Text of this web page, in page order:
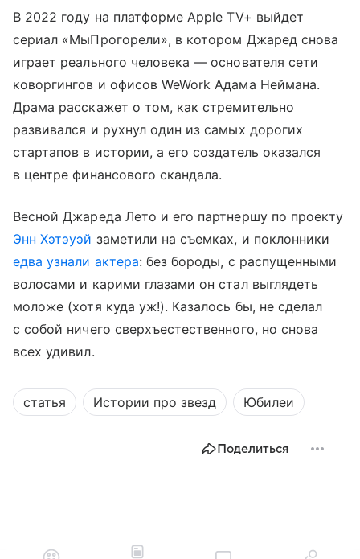
В 2022 году на платформе Apple TV+ выйдет
сериал «МыПрогорели», в котором Джаред снова
играет реального человека — основателя сети
коворгингов и офисов WeWork Адама Неймана.
Драма расскажет о том, как стремительно
развивался и рухнул один из самых дорогих
стартапов в истории, а его создатель оказался
в центре финансового скандала.
Весной Джареда Лето и его партнершу по проекту
Энн Хэтэуэй заметили на съемках, и поклонники
едва узнали актера: без бороды, с распущенными
волосами и карими глазами он стал выглядеть
моложе (хотя куда уж!). Казалось бы, не сделал
с собой ничего сверхъестественного, но снова
всех удивил.
статья Истории про звезд Юбилеи
Поделиться